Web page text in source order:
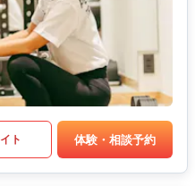
ト 体験・相談予約